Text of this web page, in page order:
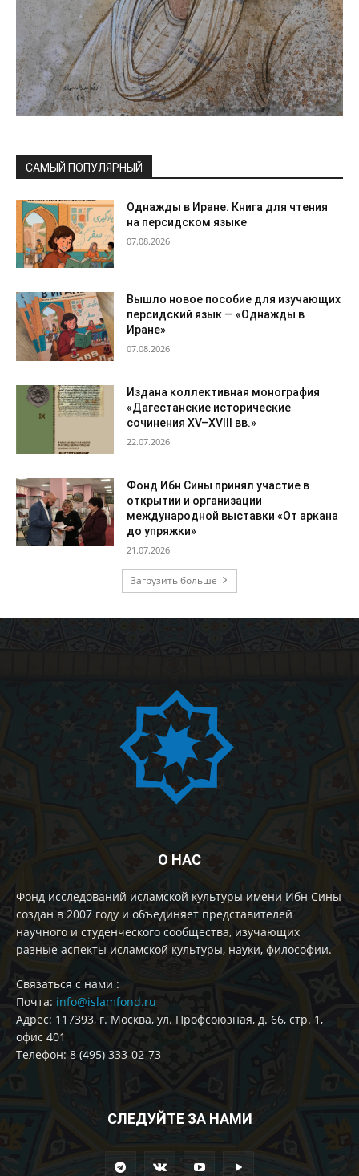
САМЫЙ ПОПУЛЯРНЫЙ
Однажды в Иране. Книга для чтения
на персидском языке
07.08.2026
Вышло новое пособие для изучающих
персидский язык — «Однажды в
Иране»
07.08.2026
Издана коллективная монография
«Дагестанские исторические
сочинения XV–XVIII вв.»
22.07.2026
Фонд Ибн Сины принял участие в
открытии и организации
международной выставки «От аркана
до упряжки»
21.07.2026
Загрузить больше
О НАС
Фонд исследований исламской культуры имени Ибн Сины
создан в 2007 году и объединяет представителей
научного и студенческого сообщества, изучающих
разные аспекты исламской культуры, науки, философии.
Cвязаться с нами :
Почта: info@islamfond.ru
Адрес: 117393, г. Москва, ул. Профсоюзная, д. 66, стр. 1,
офис 401
Телефон: 8 (495) 333-02-73
СЛЕДУЙТЕ ЗА НАМИ